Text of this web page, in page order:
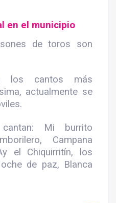
en el municipio
de toros son
los cantos más
actualmente se
Mi burrito
Campana
el Chiquirritín, los
de paz, Blanca